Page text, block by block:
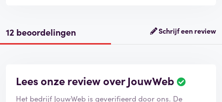
12 beoordelingen Schrijf een review
Lees onze review over JouwWeb
Het bedrijf JouwWeb is geverifieerd door ons. De